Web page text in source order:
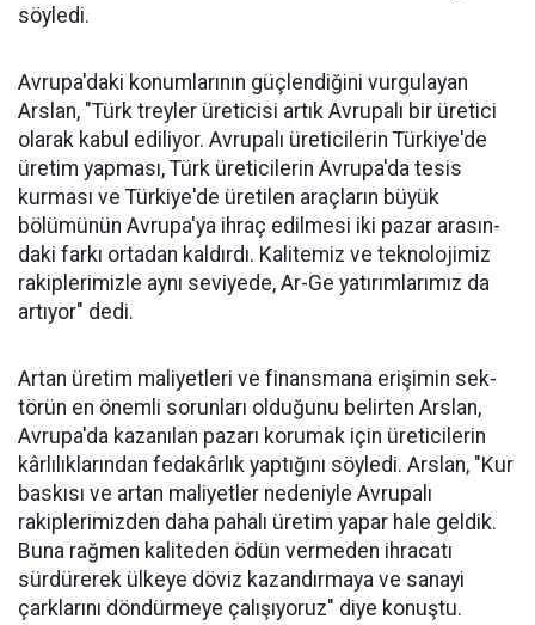
söyledi.
Avrupa'daki konumlarının güçlendiğini vurgulayan
Arslan, "Türk treyler üreticisi artık Avru­palı bir üretici
ola­rak kabul ediliyor. Avrupalı üreticile­rin Türkiye'de
üre­tim yapması, Türk üreticilerin Avru­pa'da tesis
kurması ve Türkiye'de üreti­len araçların büyük
bölümünün Avru­pa'ya ihraç edilme­si iki pazar arasın­
daki farkı ortadan kaldırdı. Kalitemiz ve teknolojimiz
ra­kiplerimizle aynı seviyede, Ar-Ge ya­tırımlarımız da
ar­tıyor" dedi.
Artan üretim ma­liyetleri ve finans­mana erişimin sek­
törün en önemli sorunları oldu­ğunu belirten Arslan,
Avrupa'da kazanılan pazarı korumak için üreticilerin
kârlılıklarından fe­dakârlık yaptığını söyledi. Arslan, "Kur
baskısı ve artan maliyetler nedeniyle Avrupalı
rakiplerimiz­den daha pahalı üretim yapar ha­le geldik.
Buna rağmen kaliteden ödün vermeden ihracatı
sürdüre­rek ülkeye döviz kazandırmaya ve sanayi
çarklarını döndürmeye ça­lışıyoruz" diye konuştu.